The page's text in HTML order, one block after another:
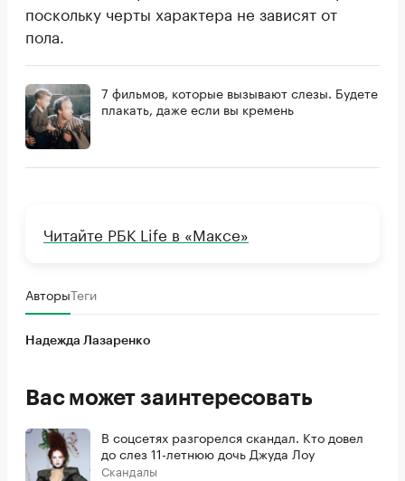
поскольку черты характера не зависят от
пола.
7 фильмов, которые вызывают слезы. Будете
плакать, даже если вы кремень
Читайте РБК Life в «Максе»
АвторыТеги
Надежда Лазаренко
Вас может заинтересовать
В соцсетях разгорелся скандал. Кто довел
до слез 11-летнюю дочь Джуда Лоу
Скандалы